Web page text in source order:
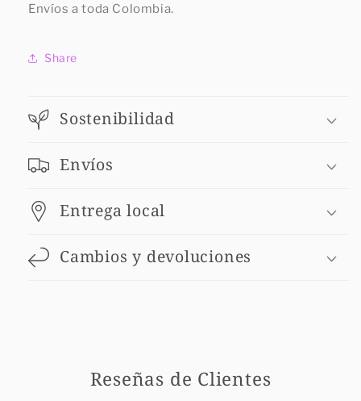
Envíos a toda Colombia.
Share
Sostenibilidad
Envíos
Entrega local
Cambios y devoluciones
Reseñas de Clientes